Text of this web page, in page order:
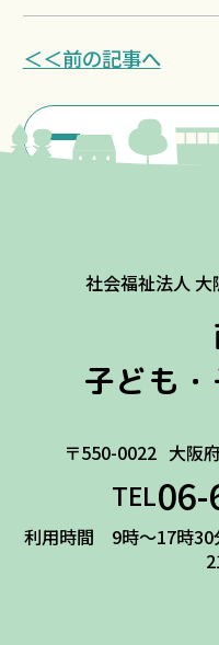
＜＜前の記事へ
社会福祉法人
子ども
〒550-0022 大阪
TEL
利用時間 9時～17時30